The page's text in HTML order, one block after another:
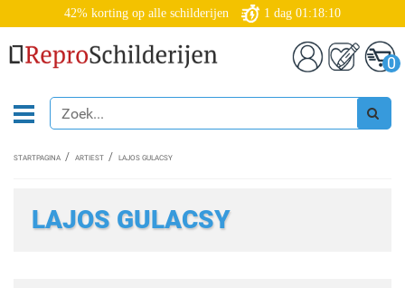
42% korting op alle schilderijen 1 dag 01:18:09
0
STARTPAGINA ARTIEST LAJOS GULACSY
LAJOS GULACSY